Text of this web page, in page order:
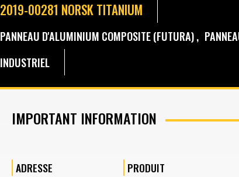
2019-00281 NORSK TITANIUM
PANNEAU D'ALUMINIUM COMPOSITE (FUTURA)
INDUSTRIEL
IMPORTANT INFORMATION
ADRESSE PRODUIT